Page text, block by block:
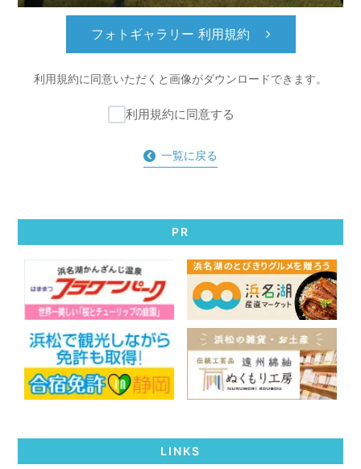
フォトギャラリー 利用規約
利用規約に同意いただくと画像がダウンロードできます。
利用規約に同意する
一覧に戻る
PR
LINKS